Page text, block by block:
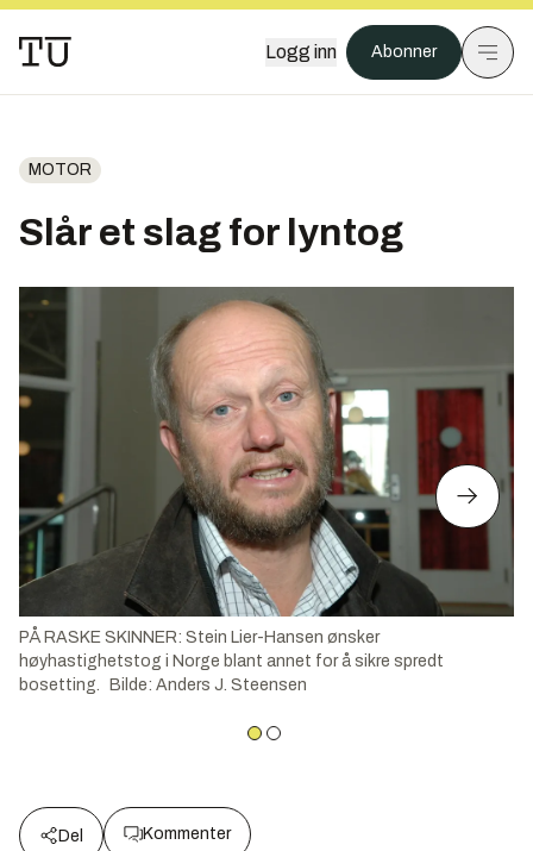
Logg inn Abonner
MOTOR
Slår et slag for lyntog
PÅ RASKE SKINNER: Stein Lier-Hansen ønsker
høyhastighetstog i Norge blant annet for å sikre spredt
bosetting.
Bilde: Anders J. Steensen
Del Kommenter